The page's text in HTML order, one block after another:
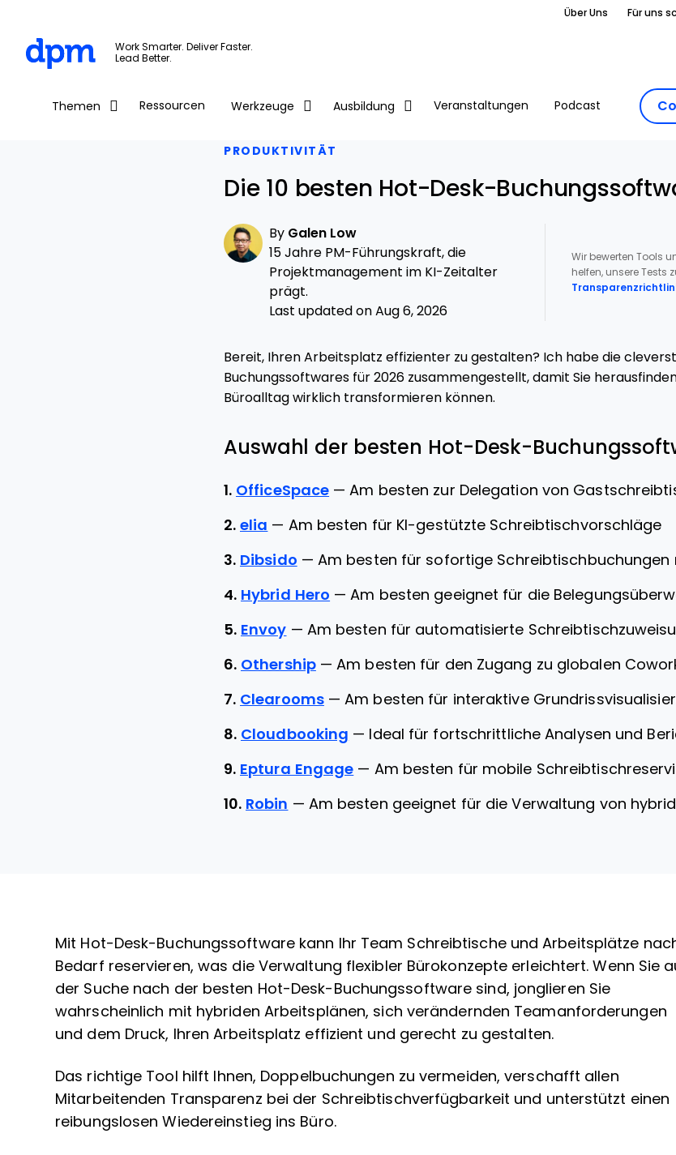
Skip to main content
Über Uns Für uns
Work Smarter. Deliver Faster.
Lead Better.
Themen Ressourcen Werkzeuge Ausbildung Veranstaltungen Podcast
PRODUKTIVITÄT
Die 10 besten Hot-Desk-
By Galen Low
15 Jahre PM-Führungskraft, die
Projektmanagement im KI-Zeitalter
prägt.
Last updated on Aug 6, 2026
Wir bewerten Tools
helfen, unsere Tests
Bereit, Ihren Arbeitsplatz effizienter zu gestalten? Ich habe die
Buchungssoftwares für 2026 zusammengestellt, damit Sie
Büroalltag wirklich transformieren können.
Auswahl der besten Hot-Desk-
1. OfficeSpace —Am besten zur Delegation von
2. elia — Am besten für KI-gestützte Schreibtischvorschläge
3. Dibsido — Am besten für sofortige Schreibtischbuchungen
4. Hybrid Hero —Am besten geeignet für die
5. Envoy — Am besten für automatisierte
6. Othership —Am besten für den Zugang zu globalen
7. Clearooms —Am besten für interaktive
8. Cloudbooking — Ideal für fortschrittliche Analysen und
9. Eptura Engage — Am besten für mobile
10. Robin — Am besten geeignet für die Verwaltung von
Mit Hot-Desk-Buchungssoftware kann Ihr Team Schreibtische und Arbeitsplätze
Bedarf reservieren, was die Verwaltung flexibler Bürokonzepte erleichtert. Wenn Sie
der Suche nach der besten Hot-Desk-Buchungssoftware sind, jonglieren Sie
wahrscheinlich mit hybriden Arbeitsplänen, sich verändernden Teamanforderungen
und dem Druck, Ihren Arbeitsplatz effizient und gerecht zu gestalten.
Das richtige Tool hilft Ihnen, Doppelbuchungen zu vermeiden, verschafft allen
Mitarbeitenden Transparenz bei der Schreibtischverfügbarkeit und unterstützt einen
reibungslosen Wiedereinstieg ins Büro.